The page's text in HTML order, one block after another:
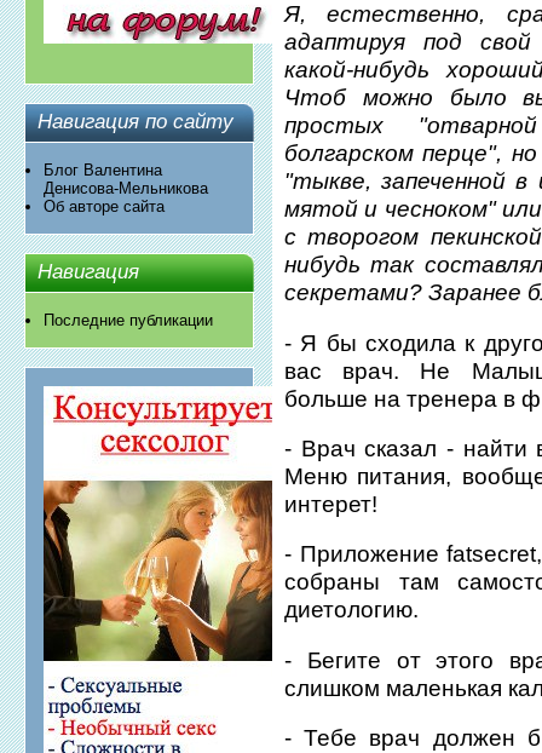
Навигация по сайту
Блог Валентина
Денисова-Мельникова
Об авторе сайта
Навигация
Последние публикации
Я, естественно,
адаптируя под
какой-нибудь
Чтоб можно было
простых
болгарском перце",
"тыкве, запеченной
мятой и чесноком"
с творогом
нибудь так
секретами? Заранее
- Я бы сходила к
вас врач. Не
больше на тренера в
- Врач сказал - найти
Меню питания,
интерет!
- Приложение
собраны там
диетологию.
- Бегите от этого
слишком маленькая
- Тебе врач должен